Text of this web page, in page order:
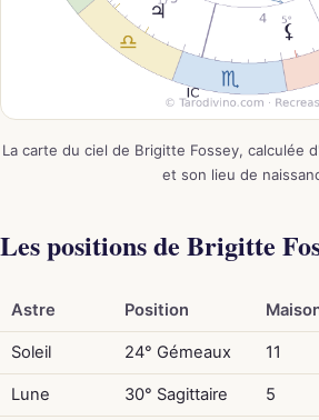
La carte du ciel de Brigitte Fossey, calculée
et son lieu de
Les positions de Brigitte
Astre Position
Soleil 24° Gémeaux 11
Lune 30° Sagittaire 5